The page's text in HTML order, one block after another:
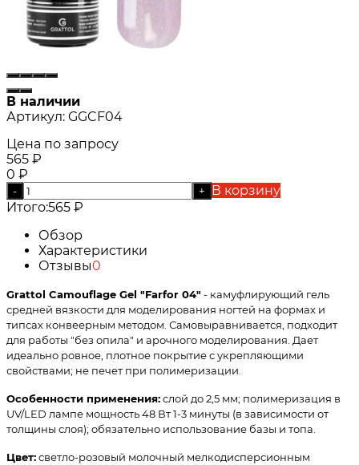
В наличии
Артикул: GGCF04
Цена по запросу
565 ₽
0 ₽
- +
В корзину
Итого:565 ₽
Обзор
Характеристики
Отзывы0
Grattol Camouflage Gel "Farfor 04" - камуфлирующий гель
средней вязкости для моделирования ногтей на формах и
типсах конвеерным методом. Самовыравнивается, подходит
для работы "без опила" и арочного моделирования. Дает
идеально ровное, плотное покрытие с укрепляющими
свойствами; не печет при полимеризации.
Особенности применения:слой до 2,5 мм; полимеризация в
UV/LED лампе мощность 48 Вт 1-3 минуты (в зависимости от
толщины слоя); обязательно использование базы и топа.
Цвет:светло-розовый молочный мелкодисперсионным